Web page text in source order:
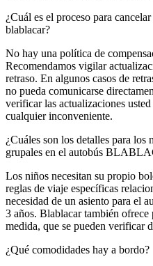
¿Cuál es el proceso para
blablacar?
No hay una política de
Recomendamos vigilar
retraso. En algunos casos de
no pueda comunicarse
verificar las actualizaciones
cualquier inconveniente.
¿Cuáles son los detalles para los
grupales en el autobús
Los niños necesitan su propio
reglas de viaje específicas
necesidad de un asiento para el
3 años. Blablacar también
medida, que se pueden verificar
¿Qué comodidades hay a bordo?